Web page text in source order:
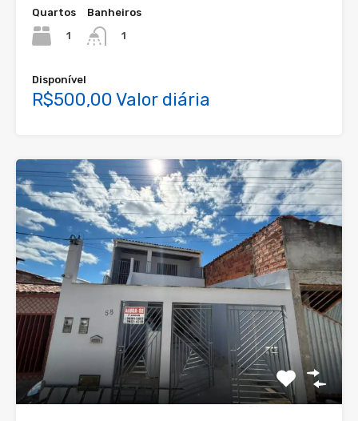
Quartos
1
Banheiros
1
Disponível
R$500,00 Valor diária